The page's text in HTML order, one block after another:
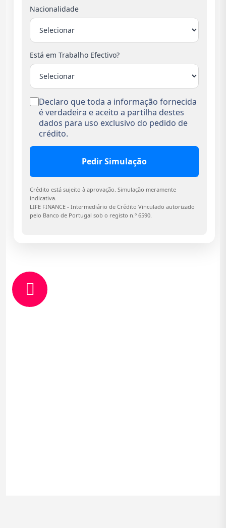
Nacionalidade
Está em Trabalho Efectivo?
Declaro que toda a informação fornecida
é verdadeira e aceito a partilha destes
dados para uso exclusivo do pedido de
crédito.
Pedir Simulação
Crédito está sujeito à aprovação. Simulação meramente
indicativa.
LIFE FINANCE - Intermediário de Crédito Vinculado autorizado
pelo Banco de Portugal sob o registo n.º 6590.